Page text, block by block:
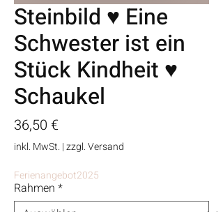
Steinbild ♥ Eine
Schwester ist ein
Stück Kindheit ♥
Schaukel
36,50 €Preis
inkl. MwSt. |zzgl. Versand
Ferienangebot2025
Rahmen *